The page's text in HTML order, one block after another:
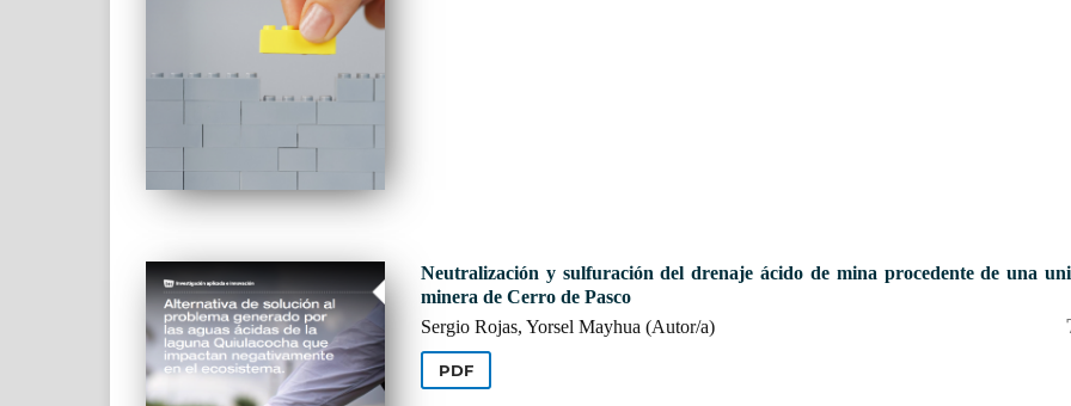
Neutralización y sulfuración del drenaje ácido de mina procedente de una
minera de Cerro de Pasco
Sergio Rojas, Yorsel Mayhua (Autor/a)
PDF